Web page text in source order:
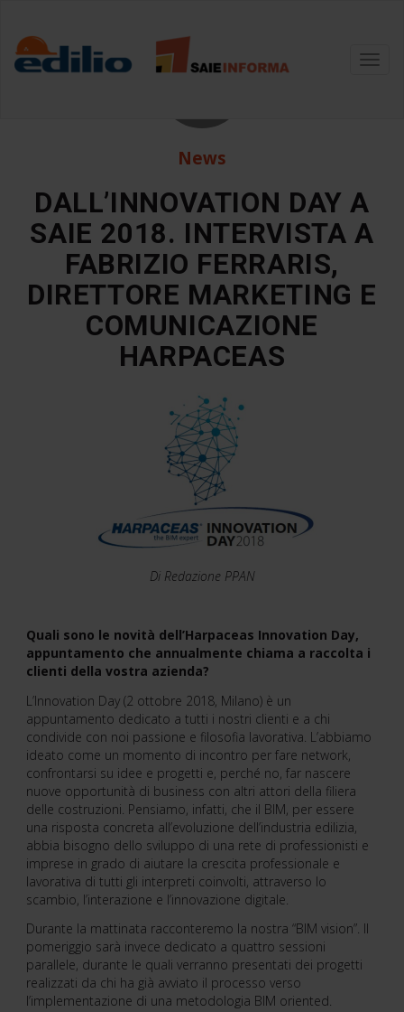
24
News
DALL’INNOVATION DAY A
SAIE 2018. INTERVISTA A
FABRIZIO FERRARIS,
DIRETTORE MARKETING E
COMUNICAZIONE
HARPACEAS
Di Redazione PPAN
Quali sono le novità dell’Harpaceas Innovation Day,
appuntamento che annualmente chiama a raccolta i
clienti della vostra azienda?
L’Innovation Day (2 ottobre 2018, Milano) è un
appuntamento dedicato a tutti i nostri clienti e a chi
condivide con noi passione e filosofia lavorativa. L’abbiamo
ideato come un momento di incontro per fare network,
confrontarsi su idee e progetti e, perché no, far nascere
nuove opportunità di business con altri attori della filiera
delle costruzioni. Pensiamo, infatti, che il BIM, per essere
una risposta concreta all’evoluzione dell’industria edilizia,
abbia bisogno dello sviluppo di una rete di professionisti e
imprese in grado di aiutare la crescita professionale e
lavorativa di tutti gli interpreti coinvolti, attraverso lo
scambio, l’interazione e l’innovazione digitale.
Durante la mattinata racconteremo la nostra “BIM vision”. Il
pomeriggio sarà invece dedicato a quattro sessioni
parallele, durante le quali verranno presentati dei progetti
realizzati da chi ha già avviato il processo verso
l’implementazione di una metodologia BIM oriented.